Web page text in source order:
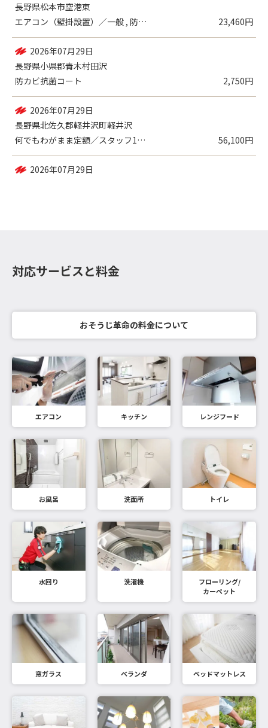
長野県松本市空港東
防カビ抗菌コート , エアコン（壁掛設置...
23,460円
2026年08月02日
長野県松本市空港東
23,460円
2026年07月29日
長野県小県郡青木村田沢
防カビ抗菌コート
2,750円
2026年07月29日
対応サービスと料金
おそうじ革命の料金について
エアコン キッチン レンジフード
お風呂 洗面所 トイレ
水回り 洗濯機
フローリング/
カーペット
窓ガラス ベランダ ベッドマットレス